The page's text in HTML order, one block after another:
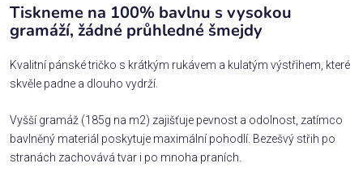
Tiskneme na 100% bavlnu s vysokou
gramáží, žádné průhledné šmejdy
Kvalitní pánské tričko s krátkým rukávem a kulatým výstřihem, které
skvěle padne a dlouho vydrží.
Vyšší gramáž (185g na m2) zajišťuje pevnost a odolnost, zatímco
bavlněný materiál poskytuje maximální pohodlí. Bezešvý střih po
stranách zachovává tvar i po mnoha praních.